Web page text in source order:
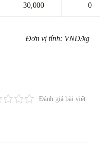
30,000 0
Đơn vị tính: VND/kg
Đánh giá bài viết